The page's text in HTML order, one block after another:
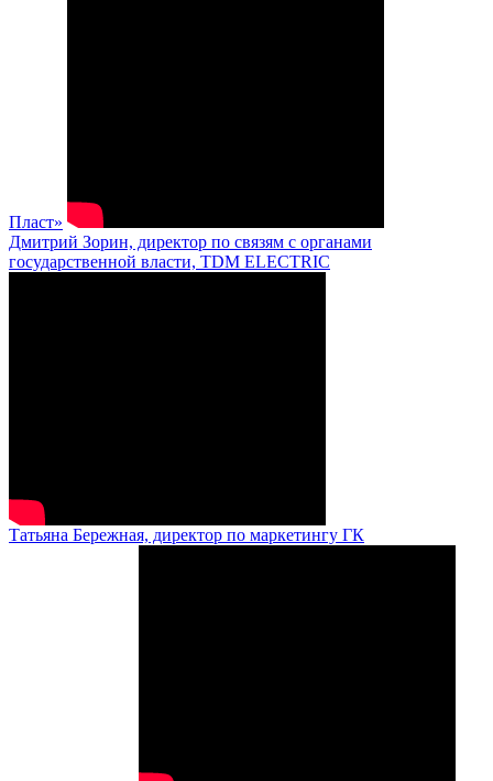
Пласт»
Дмитрий Зорин, директор по связям с органами
государственной власти, TDM ELECTRIC
Татьяна Бережная, директор по маркетингу ГК